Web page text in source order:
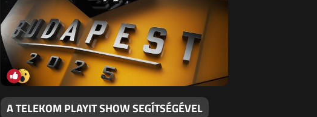
A TELEKOM PLAYIT SHOW SEGÍTSÉGÉVEL